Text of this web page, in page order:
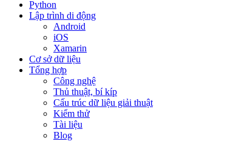
Python
Lập trình di động
Android
iOS
Xamarin
Cơ sở dữ liệu
Tổng hợp
Công nghệ
Thủ thuật, bí kíp
Cấu trúc dữ liệu giải thuật
Kiểm thử
Tài liệu
Blog